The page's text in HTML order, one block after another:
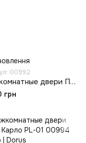
00992
Межкомнатные двери Папа Карло ML-63
грн